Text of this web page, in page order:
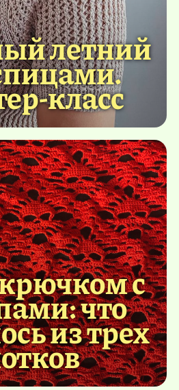
летний
класс
с
что
из трех